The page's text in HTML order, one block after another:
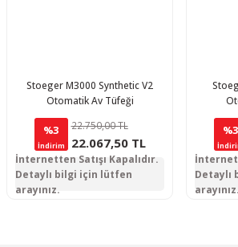
Stoeger M3000 Synthetic V2
Otomatik Av Tüfeği
%3
İndirim
22.750,00 TL
22.067,50 TL
İnternetten Satışı Kapalıdır.
Detaylı bilgi için lütfen
arayınız.
%3
Detaylı
arayınız.